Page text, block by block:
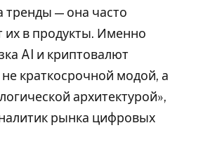
тренды — она часто
их в продукты. Именно
AI и криптовалют
краткосрочной модой, а
архитектурой»,
рынка цифровых